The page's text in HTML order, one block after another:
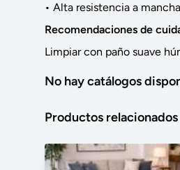
• Alta resistencia a
Recomendaciones de
Limpiar con paño suave
No hay catálogos
Productos relacionados